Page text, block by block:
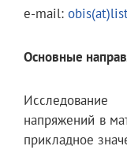
e-mail:
Основные
напряжений в
прикладное